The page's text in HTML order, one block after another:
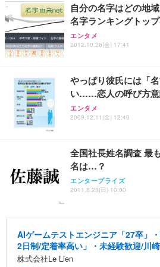
自分の名字はどの地
名字ランキングトッ
エンタメ
2012.10.26(金) 17:41
やっぱり彼氏には「
い……恋人の呼び方
エンタメ
2009.12.11(金) 12:40
全国社長姓名調査 最
名は…？
エンタープライズ
2011.8.28(日) 10:00
AIゲームテストエンジニア「27卒」
2日制/定着率高い」・未経験歓迎/川
株式会社Le Lien